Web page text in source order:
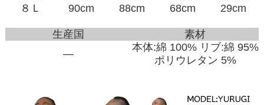
８Ｌ
90cm 88cm 68cm 29cm
生産国
素材
―
本体:綿 100% リブ:綿 95%
ポリウレタン 5%